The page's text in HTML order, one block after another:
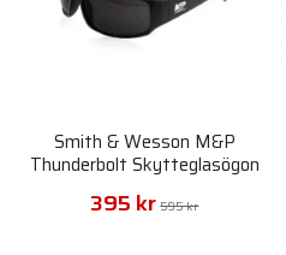
Smith & Wesson M&P
Thunderbolt Skytteglasögon
395 kr 595 kr